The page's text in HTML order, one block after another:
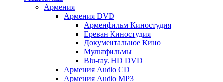
Армения
Армения DVD
Арменфильм Киностудия
Ереван Киностудия
Документальное Кино
Мультфильмы
Blu-ray. HD DVD
Армения Audio CD
Армения Audio MP3